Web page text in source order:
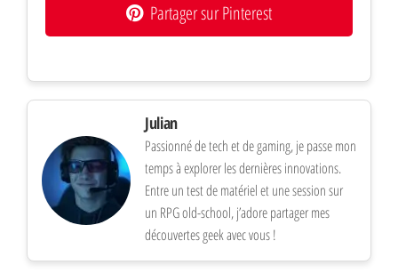
Partager sur Pinterest
Julian
Passionné de tech et de gaming, je passe mon
temps à explorer les dernières innovations.
Entre un test de matériel et une session sur
un RPG old-school, j’adore partager mes
découvertes geek avec vous !